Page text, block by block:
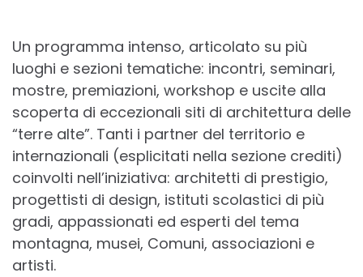
Un programma intenso, articolato su più
luoghi e sezioni tematiche: incontri, seminari,
mostre, premiazioni, workshop e uscite alla
scoperta di eccezionali siti di architettura delle
“terre alte”. Tanti i partner del territorio e
internazionali (esplicitati nella sezione crediti)
coinvolti nell’iniziativa: architetti di prestigio,
progettisti di design, istituti scolastici di più
gradi, appassionati ed esperti del tema
montagna, musei, Comuni, associazioni e
artisti.